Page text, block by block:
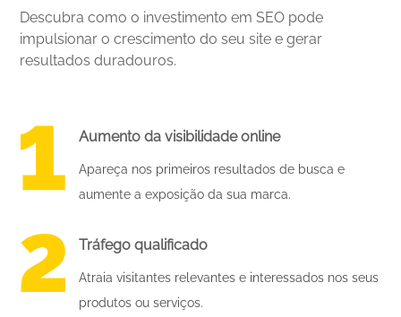
Descubra como o investimento em SEO pode
impulsionar o crescimento do seu site e gerar
resultados duradouros.
Aumento da visibilidade online
Apareça nos primeiros resultados de busca e
aumente a exposição da sua marca.
Tráfego qualificado
Atraia visitantes relevantes e interessados nos seus
produtos ou serviços.